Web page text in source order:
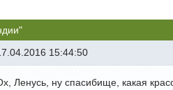
15:44:50
Ленусь, ну спасибище, какая